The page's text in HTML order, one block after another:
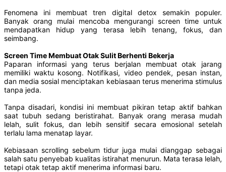
Fenomena ini membuat tren digital detox semakin populer.
Banyak orang mulai mencoba mengurangi screen time untuk
mendapatkan hidup yang terasa lebih tenang, fokus, dan
seimbang.
Screen Time Membuat Otak Sulit Berhenti Bekerja
Paparan informasi yang terus berjalan membuat otak jarang
memiliki waktu kosong. Notifikasi, video pendek, pesan instan,
dan media sosial menciptakan kebiasaan terus menerima stimulus
tanpa jeda.
Tanpa disadari, kondisi ini membuat pikiran tetap aktif bahkan
saat tubuh sedang beristirahat. Banyak orang merasa mudah
lelah, sulit fokus, dan lebih sensitif secara emosional setelah
terlalu lama menatap layar.
Kebiasaan scrolling sebelum tidur juga mulai dianggap sebagai
salah satu penyebab kualitas istirahat menurun. Mata terasa lelah,
tetapi otak tetap aktif menerima informasi baru.